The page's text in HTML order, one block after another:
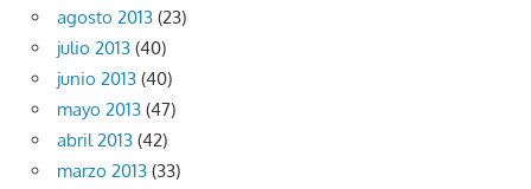
agosto 2013 (23)
julio 2013 (40)
junio 2013 (40)
mayo 2013 (47)
abril 2013 (42)
marzo 2013 (33)